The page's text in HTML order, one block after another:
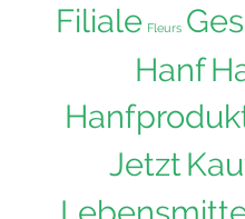
Filiale Fleurs
Hanf
Jetzt